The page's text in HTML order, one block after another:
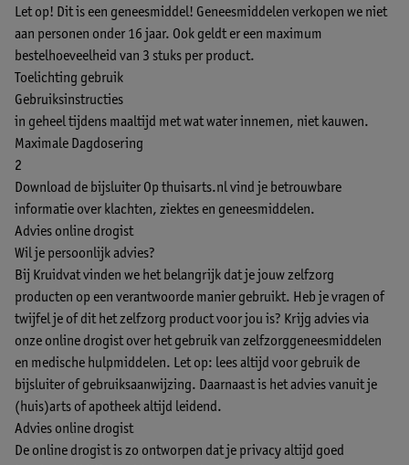
Let op! Dit is een geneesmiddel! Geneesmiddelen verkopen we niet
aan personen onder 16 jaar. Ook geldt er een maximum
bestelhoeveelheid van 3 stuks per product.
Toelichting gebruik
Gebruiksinstructies
in geheel tijdens maaltijd met wat water innemen, niet kauwen.
Maximale Dagdosering
2
Download de bijsluiter Op thuisarts.nl vind je betrouwbare
informatie over klachten, ziektes en geneesmiddelen.
Advies online drogist
Wil je persoonlijk advies?
Bij Kruidvat vinden we het belangrijk dat je jouw zelfzorg
producten op een verantwoorde manier gebruikt. Heb je vragen of
twijfel je of dit het zelfzorg product voor jou is? Krijg advies via
onze online drogist over het gebruik van zelfzorggeneesmiddelen
en medische hulpmiddelen. Let op: lees altijd voor gebruik de
bijsluiter of gebruiksaanwijzing. Daarnaast is het advies vanuit je
(huis)arts of apotheek altijd leidend.
Advies online drogist
De online drogist is zo ontworpen dat je privacy altijd goed